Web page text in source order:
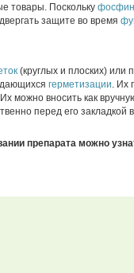
товары. Поскольку фосфин
защите во время
(круглых и плоских) или
герметизации. Их
можно вносить как
перед его закладкой
препарата можно